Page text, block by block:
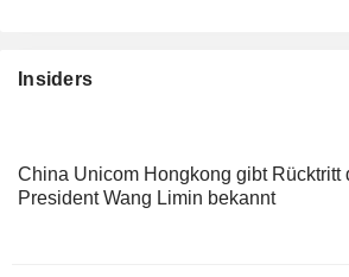
Insiders
China Unicom Hongkong gibt Rücktritt
President Wang Limin bekannt